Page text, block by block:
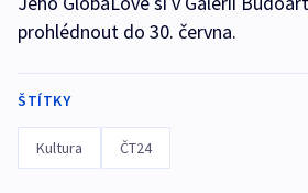
prohlédnout do 30. června.
ŠTÍTKY
Kultura ČT24